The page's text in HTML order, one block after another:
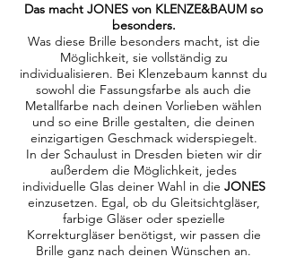
Das macht JONES von KLENZE&BAUM so
besonders.
Was diese Brille besonders macht, ist die
Möglichkeit, sie vollständig zu
individualisieren. Bei Klenzebaum kannst du
sowohl die Fassungsfarbe als auch die
Metallfarbe nach deinen Vorlieben wählen
und so eine Brille gestalten, die deinen
einzigartigen Geschmack widerspiegelt.
In der Schaulust in Dresden bieten wir dir
außerdem die Möglichkeit, jedes
individuelle Glas deiner Wahl in die JONES
einzusetzen. Egal, ob du Gleitsichtgläser,
farbige Gläser oder spezielle
Korrekturgläser benötigst, wir passen die
Brille ganz nach deinen Wünschen an.